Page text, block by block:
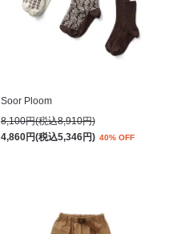
Soor Ploom
8,100円(税込8,910円)
4,860円(税込5,346円) 40% OFF